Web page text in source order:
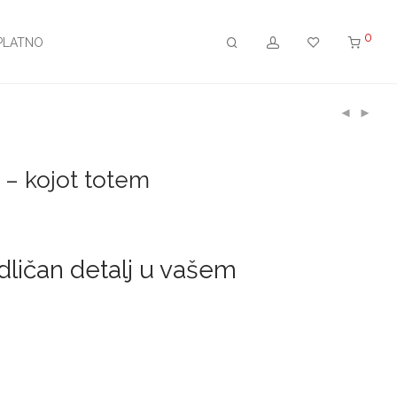
0
– kojot totem
detalj u vašem